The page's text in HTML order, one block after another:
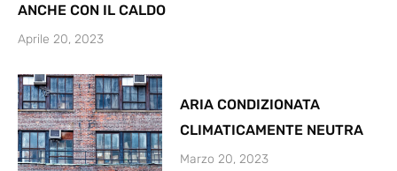
ANCHE CON IL CALDO
Aprile 20, 2023
ARIA CONDIZIONATA
CLIMATICAMENTE NEUTRA
Marzo 20, 2023